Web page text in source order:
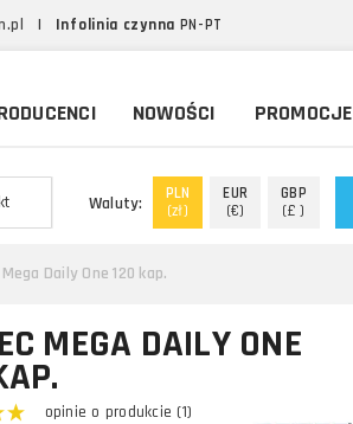
| Infolinia czynna PN-PT
NOWOŚCI PROMOCJE
Waluty:
PLN
(zł)
EUR
(€)
GBP
(£ )
Mega Daily One 120 kap.
MEGA DAILY ONE
opinie o produkcie (1)